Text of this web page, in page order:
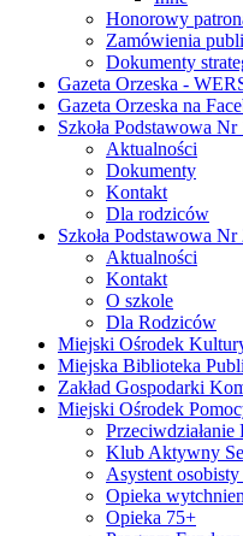
Honorowy
Zamówienia
Dokumenty
Gazeta Orzeska -
Gazeta Orzeska na
Szkoła Podstawowa Nr
Aktualności
Dokumenty
Kontakt
Dla rodziców
Szkoła Podstawowa Nr
Aktualności
Kontakt
O szkole
Dla Rodziców
Miejski Ośrodek
Miejska Biblioteka
Zakład Gospodarki
Miejski Ośrodek
Klub Aktywny
Asystent
Opieka
Opieka 75+